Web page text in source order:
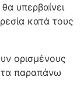
υπερβαίνει
κατά τους
ορισμένους
τα παραπάνω